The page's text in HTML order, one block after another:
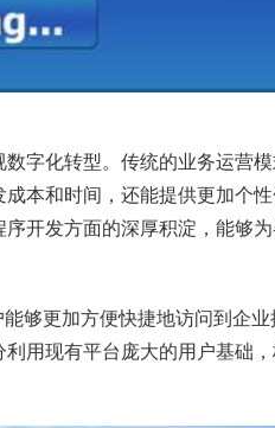
字化转型。传统的业务运营
本和时间，还能提供更加个
开发方面的深厚积淀，能够
够更加方便快捷地访问到企
用现有平台庞大的用户基础